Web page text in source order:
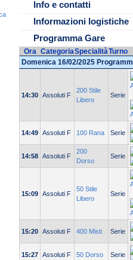
Info e contatti
Informazioni logistiche
Programma Gare
Ora CategoriaSpecialitàTurno
Domenica 16/02/2025
14:30 Assoluti F
200 Stile
Libero
Serie
14:49 Assoluti F 100 Rana Serie
14:58 Assoluti F
200
Dorso
Serie
15:09 Assoluti F
50 Stile
Libero
Serie
15:20 Assoluti F 400 Misti Serie
15:27 Assoluti F 50 Dorso Serie